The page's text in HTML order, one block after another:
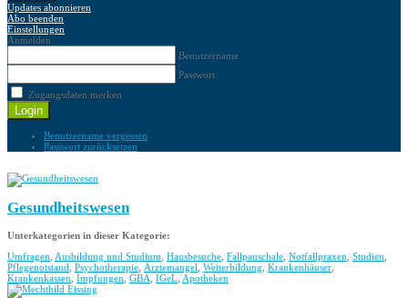
Updates abonnieren
Abo beenden
Einstellungen
Anmelden
Benutzername
Passwort
Zugangsdaten merken
Login
Benutzername vergessen
Passwort zurücksetzen
Gesundheitswesen
Unterkategorien in dieser Kategorie:
Umfragen Ausbildung und Studium Hausbesuche Fallpauschale Notfallpraxen Studien
Pflegenotstand Psychotherapie Ärztemangel Weiterbildung Krankenhäuser
Krankenkassen Impfungen GBA IGeL Apotheken